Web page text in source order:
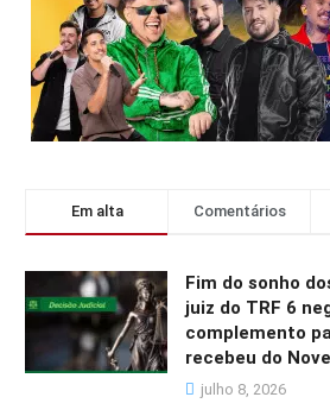
Em alta Comentários
Fim do sonho
juiz do TRF 6
complemento
recebeu do
julho 8, 2026